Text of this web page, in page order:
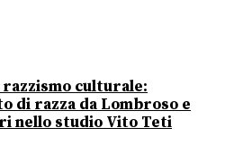
culturale:
di razza da Lombroso e
nello studio Vito Teti